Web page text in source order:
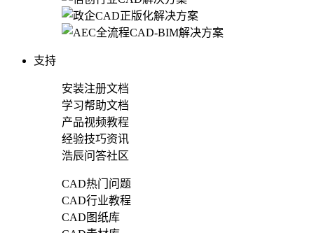
支持
安装注册文档
学习帮助文档
产品视频教程
经验技巧资讯
浩辰问答社区
CAD热门问题
CAD行业教程
CAD图纸库